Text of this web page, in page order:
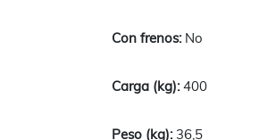
No
400
36,5